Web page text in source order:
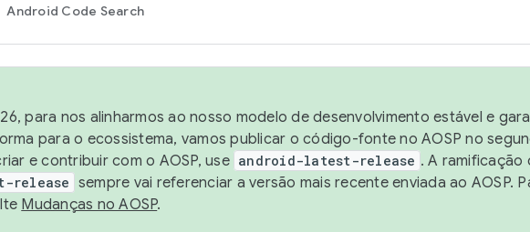
Android Code Search
para nos alinharmos ao nosso modelo de desenvolvimento estável e
para o ecossistema, vamos publicar o código-fonte no AOSP no
e contribuir com o AOSP, use android-latest-release . A
release sempre vai referenciar a versão mais recente enviada ao AOSP.
Mudanças no AOSP.